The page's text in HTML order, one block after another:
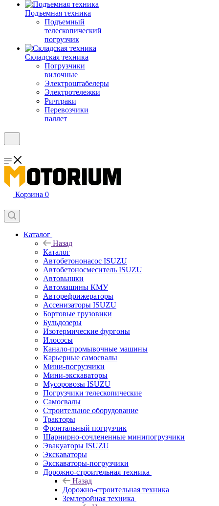
Подъемная техника
Подъемный
телескопический
погрузчик
Складская техника
Погрузчики
вилочные
Электроштабелеры
Электротележки
Ричтраки
Перевозчики
паллет
Корзина 0
Каталог
Назад
Каталог
Автобетононасос ISUZU
Автобетоносмеситель ISUZU
Автовышки
Автомашины КМУ
Авторефрижераторы
Ассенизаторы ISUZU
Бортовые грузовики
Бульдозеры
Изотермические фургоны
Илососы
Канало-промывочные машины
Карьерные самосвалы
Мини-погрузчики
Мини-экскаваторы
Мусоровозы ISUZU
Погрузчики телескопические
Самосвалы
Строительное оборудование
Тракторы
Фронтальный погрузчик
Шарнирно-сочлененные минипогрузчики
Эвакуаторы ISUZU
Экскаваторы
Экскаваторы-погрузчики
Дорожно-строительная техника
Назад
Дорожно-строительная техника
Землеройная техника